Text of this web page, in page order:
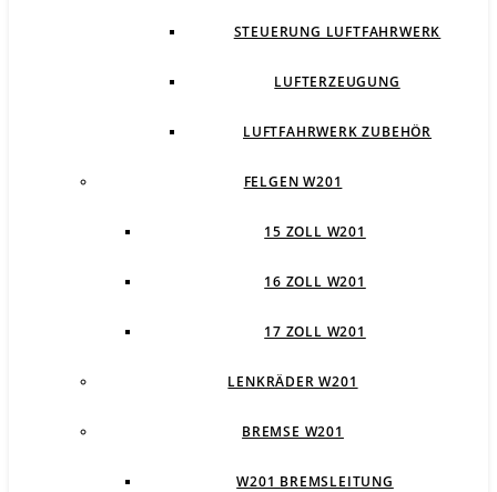
STEUERUNG LUFTFAHRWERK
LUFTERZEUGUNG
LUFTFAHRWERK ZUBEHÖR
FELGEN W201
15 ZOLL W201
16 ZOLL W201
17 ZOLL W201
LENKRÄDER W201
BREMSE W201
W201 BREMSLEITUNG